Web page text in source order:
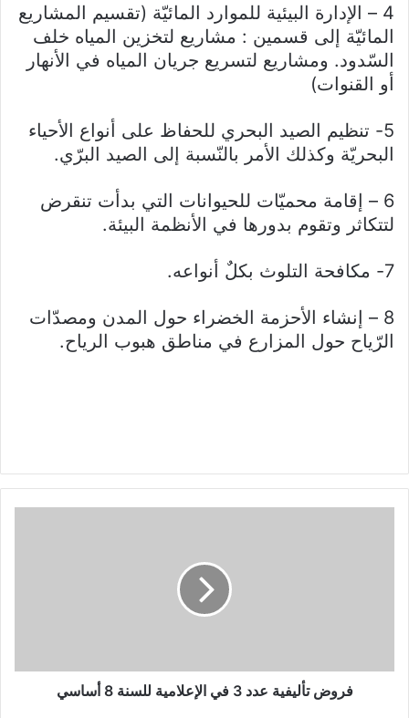
4 – الإدارة البيئية للموارد المائيّة (تقسيم المشاريع
المائيّة إلى قسمين : مشاريع لتخزين المياه خلف
السّدود. ومشاريع لتسريع جريان المياه في الأنهار
أو القنوات)
5- تنظيم الصيد البحري للحفاظ على أنواع الأحياء
البحريّة وكذلك الأمر بالنّسبة إلى الصيد البرّي.
6 – إقامة محميّات للحيوانات التي بدأت تنقرض
لتتكاثر وتقوم بدورها في الأنظمة البيئة.
7- مكافحة التلوث بكلٌ أنواعه.
8 – إنشاء الأحزمة الخضراء حول المدن ومصدّات
الرّياح حول المزارع في مناطق هبوب الرياح.
أساسي
فروض تأليفية عدد 3 في الإعلامية للسنة 8 أساسي